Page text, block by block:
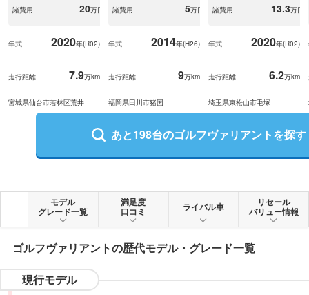
諸費用 20万円
年式 2020年(R02)
走行距離 7.9万km
宮城県仙台市若林区荒井
諸費用 5万円
年式 2014年(H26)
走行距離 9万km
福岡県田川市猪国
諸費用 13.3万円
年式 2020年(R02)
走行距離 6.2万km
埼玉県東松山市毛塚
あと198台のゴルフヴァリアントを探す
モデル
グレード一覧
満足度
口コミ ライバル車 リセール
バリュー情報
ゴルフヴァリアントの歴代モデル・グレード一覧
現行モデル